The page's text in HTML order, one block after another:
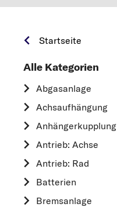
Startseite
Alle Kategorien
Abgasanlage
Achsaufhängung
Anhängerkupplung
Antrieb: Achse
Antrieb: Rad
Batterien
Bremsanlage